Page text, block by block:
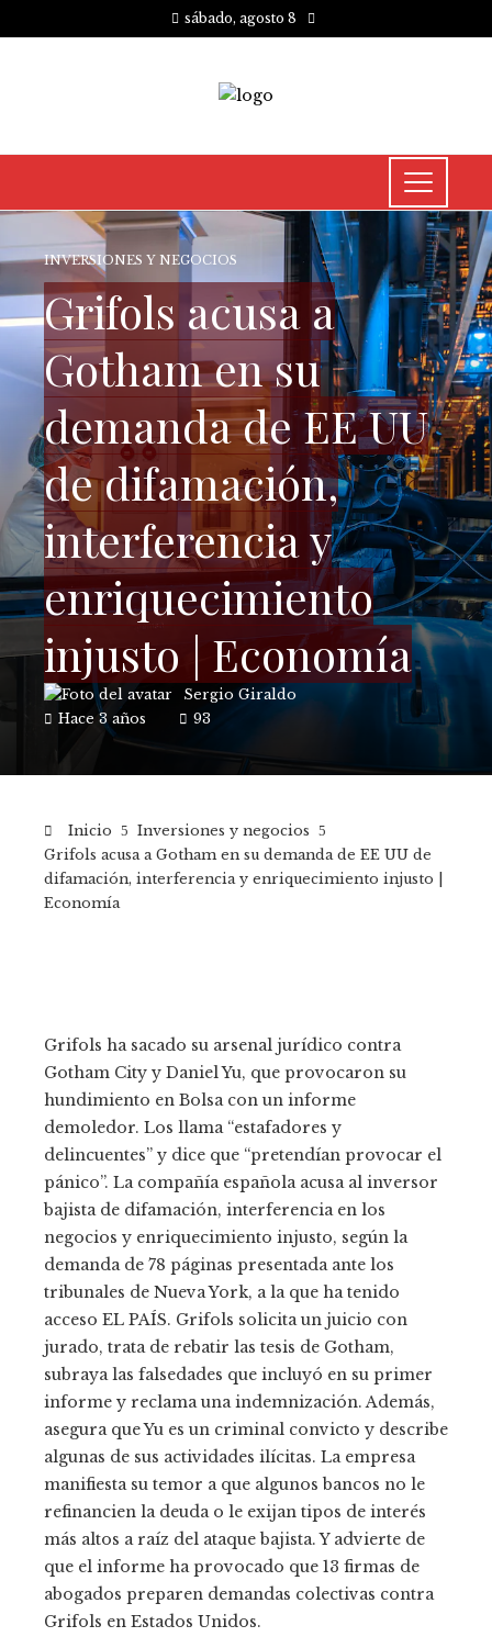
sábado, agosto 8
INVERSIONES Y NEGOCIOS
Grifols acusa a
Gotham en su
demanda de EE UU
de difamación,
interferencia y
enriquecimiento
injusto | Economía
Sergio Giraldo
Hace 3 años
93
Inicio
Inversiones y negocios
Grifols acusa a Gotham en su demanda de EE UU de
difamación, interferencia y enriquecimiento injusto |
Economía
Grifols ha sacado su arsenal jurídico contra
Gotham City y Daniel Yu, que provocaron su
hundimiento en Bolsa con un informe
demoledor. Los llama “estafadores y
delincuentes” y dice que “pretendían provocar el
pánico”. La compañía española acusa al inversor
bajista de difamación, interferencia en los
negocios y enriquecimiento injusto, según la
demanda de 78 páginas presentada ante los
tribunales de Nueva York, a la que ha tenido
acceso EL PAÍS. Grifols solicita un juicio con
jurado, trata de rebatir las tesis de Gotham,
subraya las falsedades que incluyó en su primer
informe y reclama una indemnización. Además,
asegura que Yu es un criminal convicto y describe
algunas de sus actividades ilícitas. La empresa
manifiesta su temor a que algunos bancos no le
refinancien la deuda o le exijan tipos de interés
más altos a raíz del ataque bajista. Y advierte de
que el informe ha provocado que 13 firmas de
abogados preparen demandas colectivas contra
Grifols en Estados Unidos.